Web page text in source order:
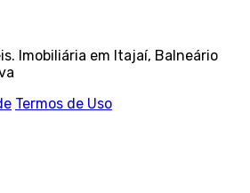
Imobiliária em Itajaí, Balneário
Termos de Uso